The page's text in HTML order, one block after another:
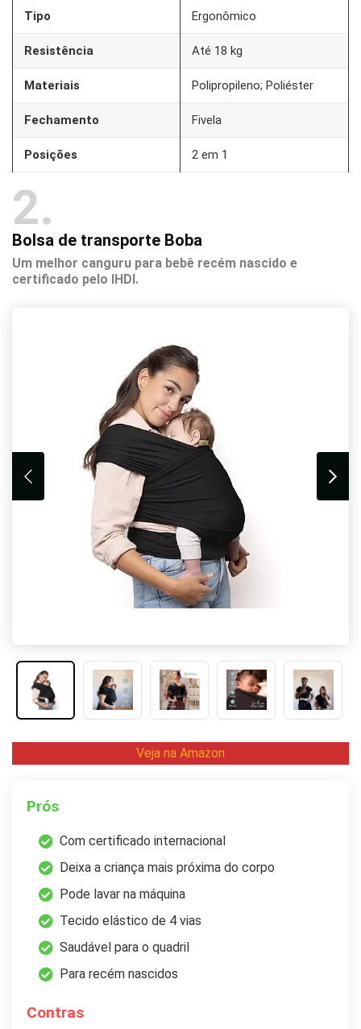
Tipo Ergonômico
Resistência Até 18 kg
Materiais Polipropileno; Poliéster
Fechamento Fivela
Posições 2 em 1
2
Bolsa de transporte Boba
Um melhor canguru para bebê recém nascido e
certificado pelo IHDI.
Veja na Amazon
Prós
Com certificado internacional
Deixa a criança mais próxima do corpo
Pode lavar na máquina
Tecido elástico de 4 vias
Saudável para o quadril
Para recém nascidos
Contras